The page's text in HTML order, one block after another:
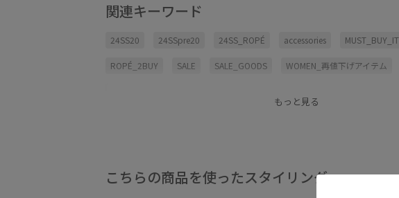
関連キーワード
24SS20 24SSpre20 24SS_ROPÉ accessories
ROPÉ_2BUY SALE SALE_GOODS WOMEN_再値下げアイテム
もっと見る
こちらの商品を使ったスタイリング